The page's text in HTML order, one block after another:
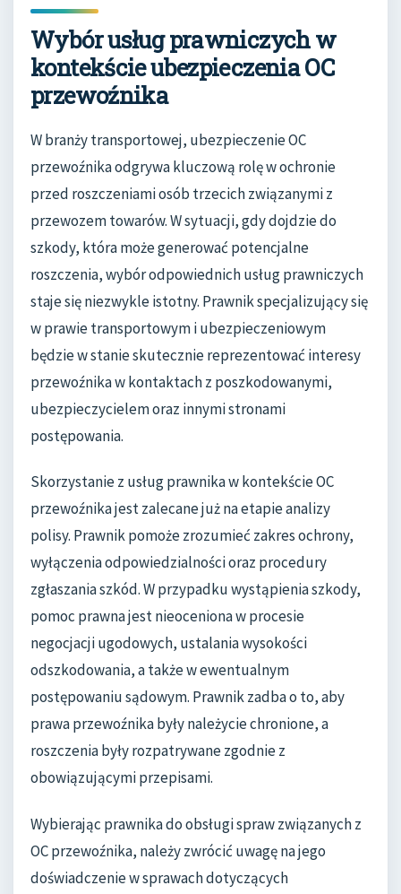
Wybór usług prawniczych w
kontekście ubezpieczenia OC
przewoźnika
W branży transportowej, ubezpieczenie OC
przewoźnika odgrywa kluczową rolę w ochronie
przed roszczeniami osób trzecich związanymi z
przewozem towarów. W sytuacji, gdy dojdzie do
szkody, która może generować potencjalne
roszczenia, wybór odpowiednich usług prawniczych
staje się niezwykle istotny. Prawnik specjalizujący się
w prawie transportowym i ubezpieczeniowym
będzie w stanie skutecznie reprezentować interesy
przewoźnika w kontaktach z poszkodowanymi,
ubezpieczycielem oraz innymi stronami
postępowania.
Skorzystanie z usług prawnika w kontekście OC
przewoźnika jest zalecane już na etapie analizy
polisy. Prawnik pomoże zrozumieć zakres ochrony,
wyłączenia odpowiedzialności oraz procedury
zgłaszania szkód. W przypadku wystąpienia szkody,
pomoc prawna jest nieoceniona w procesie
negocjacji ugodowych, ustalania wysokości
odszkodowania, a także w ewentualnym
postępowaniu sądowym. Prawnik zadba o to, aby
prawa przewoźnika były należycie chronione, a
roszczenia były rozpatrywane zgodnie z
obowiązującymi przepisami.
Wybierając prawnika do obsługi spraw związanych z
OC przewoźnika, należy zwrócić uwagę na jego
doświadczenie w sprawach dotyczących